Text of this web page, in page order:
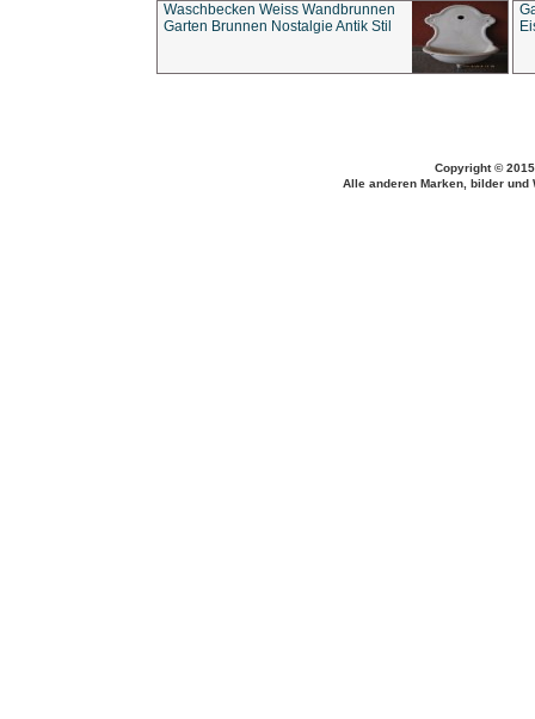
Waschbecken Weiss Wandbrunnen
Garten Brunnen Nostalgie Antik Stil
Copyright ©
Alle anderen Marken, bilder und